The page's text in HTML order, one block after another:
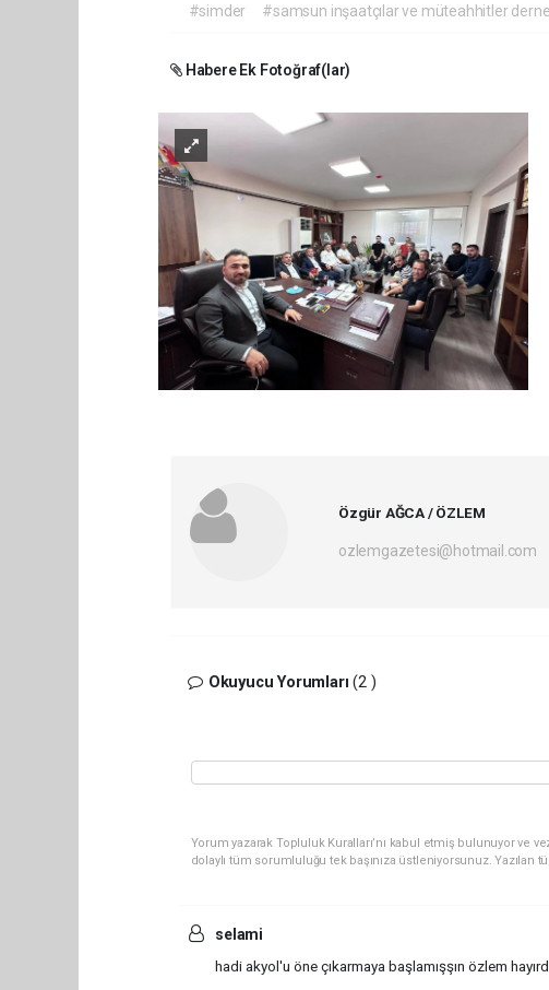
#simder #samsun inşaatçılar ve müteahhitler
Habere Ek Fotoğraf(lar)
Özgür AĞCA / ÖZLEM
ozlemgazetesi@hotmail.com
Okuyucu Yorumları(2 )
Yorum yazarak Topluluk Kuralları’nı kabul etmiş bulunuyor ve
dolaylı tüm sorumluluğu tek başınıza üstleniyorsunuz.
selami
hadi akyol'u öne çıkarmaya başlamışşın özlem